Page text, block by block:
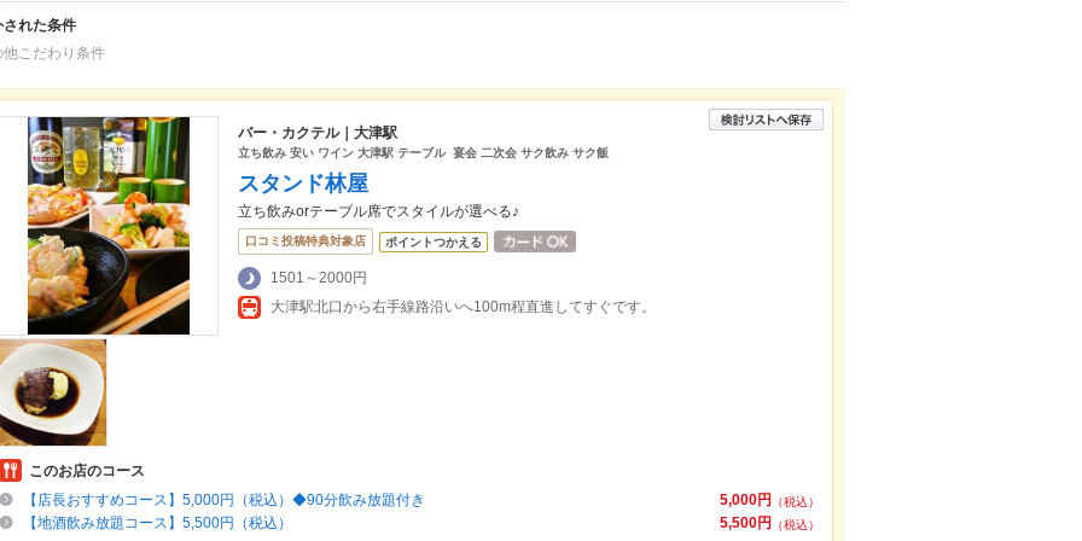
された条件
他こだわり条件
バー・カクテル｜大津駅
立ち飲み 安い ワイン 大津駅 テーブル 宴会 二次会 サク飲み サク飯
スタンド林屋
立ち飲みorテーブル席でスタイルが選べる♪
口コミ投稿特典対象店 ポイントつかえる
1501～2000円
大津駅北口から右手線路沿いへ100m程直進してすぐです。
このお店のコース
5,000円
（税込）
【店長おすすめコース】5,000円（税込）◆90分飲み放題付き
5,500円
（税込）
【地酒飲み放題コース】5,500円（税込）